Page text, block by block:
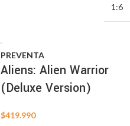
1:6
PREVENTA
Aliens: Alien Warrior
(Deluxe Version)
$419.990